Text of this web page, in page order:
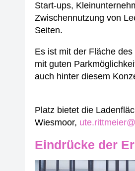
Start-ups,
Zwischennutzung von
Seiten.
Es ist mit der Fläche
mit guten
auch hinter diesem
Platz bietet die
Wiesmoor,
Eindrücke der